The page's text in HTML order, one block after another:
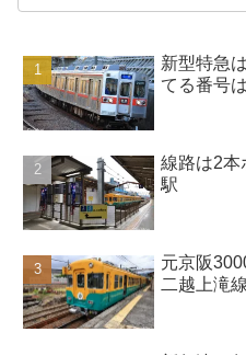
新型特急
てる番号
線路は2本
駅
元京阪
二越上滝